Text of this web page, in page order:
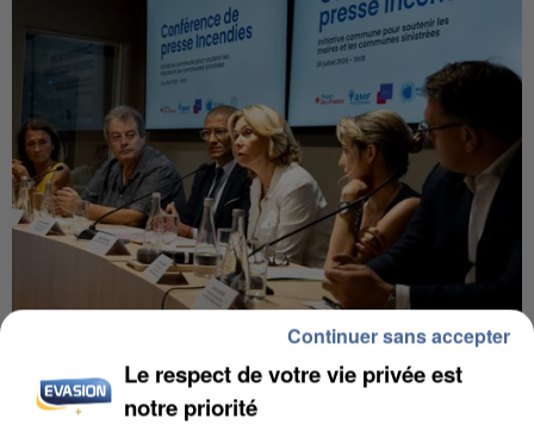
INCENDIES : L’ÎLE-DE-FRANCE LANCE UN ÉLAN
DE SOLIDARITÉ AVEC LES...
Le respect de votre vie privée est
notre priorité
Continuer sans accepter